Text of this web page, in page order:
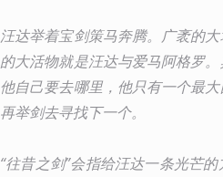
汪达举着宝剑策马奔腾。广袤的
的大活物就是汪达与爱马阿格罗
他自己要去哪里，他只有一个最
再举剑去寻找下一个。
“往昔之剑”会指给汪达一条光芒